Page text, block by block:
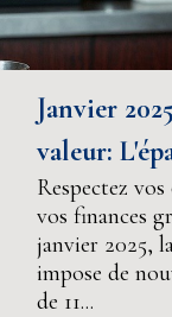
Janvier
valeur:
Respectez
vos finances
janvier 2025,
impose de
de 11...